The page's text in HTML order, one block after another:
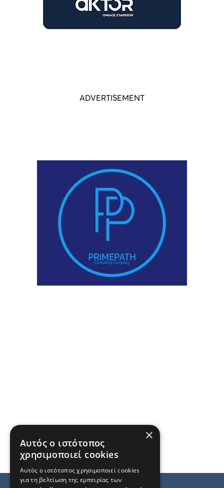
×
Αυτός ο ιστότοπος
χρησιμοποιεί cookies
Αυτός ο ιστότοπος χρησιμοποιεί cookies
για τη βελτίωση της εμπειρίας των